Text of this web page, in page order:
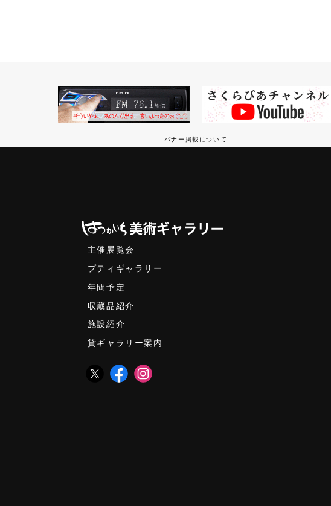
バナー掲載について
主催展覧会
プティギャラリー
年間予定
収蔵品紹介
施設紹介
貸ギャラリー案内